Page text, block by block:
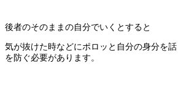
後者のそのままの自分でいくとすると
気が抜けた時などにポロッと自分の身分を
を防ぐ必要があります。